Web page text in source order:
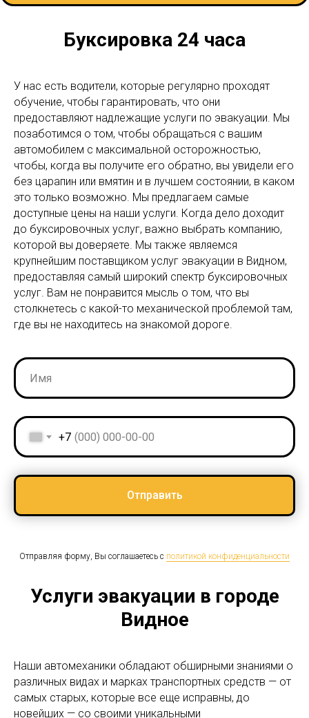
Буксировка 24 часа
У нас есть водители, которые регулярно проходят
обучение, чтобы гарантировать, что они
предоставляют надлежащие услуги по эвакуации. Мы
позаботимся о том, чтобы обращаться с вашим
автомобилем с максимальной осторожностью,
чтобы, когда вы получите его обратно, вы увидели его
без царапин или вмятин и в лучшем состоянии, в каком
это только возможно. Мы предлагаем самые
доступные цены на наши услуги. Когда дело доходит
до буксировочных услуг, важно выбрать компанию,
которой вы доверяете. Мы также являемся
крупнейшим поставщиком услуг эвакуации в Видном,
предоставляя самый широкий спектр буксировочных
услуг. Вам не понравится мысль о том, что вы
столкнетесь с какой-то механической проблемой там,
где вы не находитесь на знакомой дороге.
+7
Отправить
Отправляя форму, Вы соглашаетесь с политикой конфиденциальности
Услуги эвакуации в городе
Видное
Наши автомеханики обладают обширными знаниями о
различных видах и марках транспортных средств — от
самых старых, которые все еще исправны, до
новейших — со своими уникальными